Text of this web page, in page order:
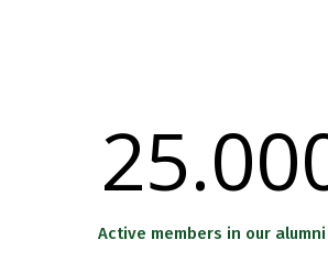
Active members in our